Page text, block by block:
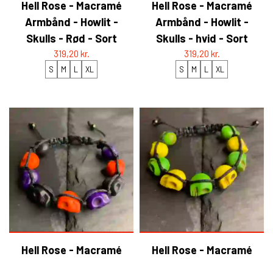
Hell Rose - Macramé
Armbånd - Howlit -
Skulls - Rød - Sort
319,20 kr.
S M L XL
Hell Rose - Macramé
Armbånd - Howlit -
Skulls - hvid - Sort
319,20 kr.
S M L XL
Hell Rose - Macramé
Hell Rose - Macramé